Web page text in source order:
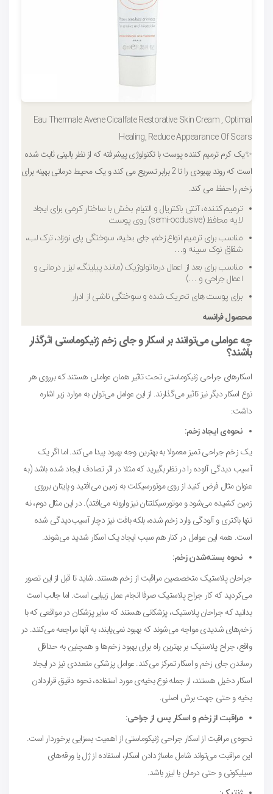
Eau Thermale Avene Cicalfate Restorative Skin Cream , Optimal
Healing, Reduce Appearance Of Scars
✨یک کرم ترمیم کننده پوست با تکنولوژی پیشرفته که از نظر بالینی ثابت شده
است که روند بهبودی را تا 2 برابر تسریع می کند و یک محیط درمانی بهینه برای
زخم را حفظ می کند.
ترمیم کننده، آنتی باکتریال و التیام بخش با ساختار کرمی برای ایجاد
لایه محافظ (semi-occlusive) روی پوست
مناسب برای ترمیم انواع زخم، جای بخیه، سوختگی پای نوزاد، ترک لب،
شقاق نوک سینه و…
مناسب برای بعد از اعمال درماتولوژیک (مانند پیلینگ، لیزر درمانی و
اعمال جراحی و …)
برای پوست های تحریک شده و سوختگی ناشی از ادرار
محصول فرانسه
چه عواملی می‌توانند بر اسکار و جای زخم ژنیکوماستی اثرگذار
باشند؟
اسکارهای جراحی ژنیکوماستی تحت تاثیر همان عواملی هستند که برروی هر
نوع اسکار دیگر نیز تاثیر می‌گذارند. از این عوامل می‌توان به موارد زیر اشاره
داشت:
نحوه‌ی ایجاد زخم:
یک زخم جراحی تمیز معمولا به بهترین وجه بهبود پیدا می‌کند. اما اگر یک
آسیب دیدگی آلوده را در نظر بگیرید که مثلا در اثر تصادف ایجاد شده باشد (به
عنوان مثال فرض کنید از روی موتورسیکلت به زمین می‌افتید و پایتان برروی
زمین کشیده می‌شود و موتورسیکلتتان نیز وارونه می‌افتد). در این مثال دوم، نه
تنها باکتری و آلودگی وارد زخم شده، بلکه بافت نیز دچار آسیب‌دیدگی شده
است. همه این عوامل در کنار هم سبب ایجاد یک اسکار شدید می‌شوند.
نحوه بسته‌شدن زخم:
جراحان پلاستیک متخصصین مراقبت از زخم هستند. شاید تا قبل از این تصور
می‌کردید که کار جراح پلاستیک صرفا انجام عمل زیبایی است. اما جالب است
بدانید که جراحان پلاستیک، پزشکانی هستند که سایر پزشکان در مواقعی که با
زخم‌های شدیدی مواجه می‌شوند که بهبود نمی‌یابند، به آنها مراجعه می‌کنند. در
واقع، جراح پلاستیک بر بهترین راه برای بهبود زخم‌ها و همچنین به حداقل
رساندن جای زخم و اسکار تمرکز می‌کند. عوامل پزشکی متعددی نیز در ایجاد
اسکار دخیل هستند، از جمله نوع بخیه‌ی مورد استفاده، نحوه دقیق قراردادن
بخیه و حتی جهت برش اصلی.
مراقبت از زخم و اسکار پس از جراحی:
نحوه‌ی مراقبت از اسکار جراحی ژنیکوماستی از اهمیت بسزایی برخوردار است.
این مراقبت می‌تواند شامل ماساژ دادن اسکار، استفاده از ژل یا ورقه‌های
سیلیکونی و حتی درمان با لیزر باشد.